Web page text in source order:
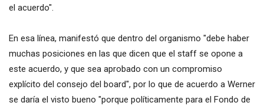
el acuerdo".
En esa línea, manifestó que dentro del organismo "debe haber
muchas posiciones en las que dicen que el staff se opone a
este acuerdo, y que sea aprobado con un compromiso
explícito del consejo del board", por lo que de acuerdo a Werner
se daría el visto bueno "porque políticamente para el Fondo de